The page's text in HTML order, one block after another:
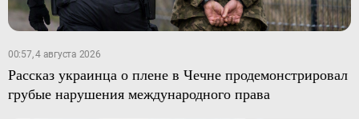
00:57, 4 августа 2026
Рассказ украинца о плене в Чечне продемонстрировал
грубые нарушения международного права